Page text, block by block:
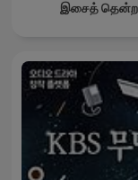
இசைத்